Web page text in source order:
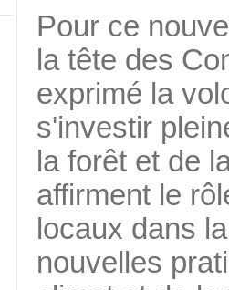
Pour ce
la tête des
exprimé la
s'investir
la forêt et de
affirment le
locaux dans
nouvelles